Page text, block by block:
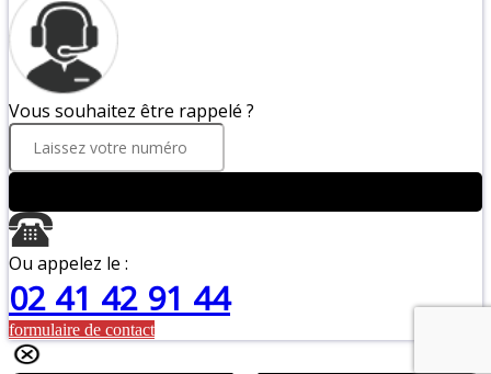
Vous souhaitez être rappelé ?
Ou appelez le :
02 41 42 91 44
formulaire de contact